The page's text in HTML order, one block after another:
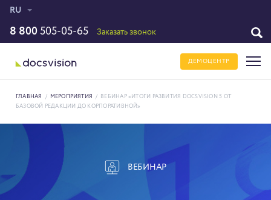
RU
8 800 505-05-65 Заказать звонок
ДЕМОЦЕНТР
ГЛАВНАЯ / МЕРОПРИЯТИЯ /
ВЕБИНАР «ИТОГИ РАЗВИТИЯ DOCSVISION 5 ОТ
БАЗОВОЙ РЕДАКЦИИ ДО КОРПОРАТИВНОЙ»
ВЕБИНАР